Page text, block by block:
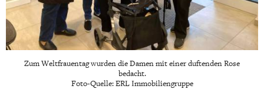
Zum Weltfrauentag wurden die Damen mit einer duftenden Rose
bedacht.
Foto-Quelle: ERL Immobiliengruppe